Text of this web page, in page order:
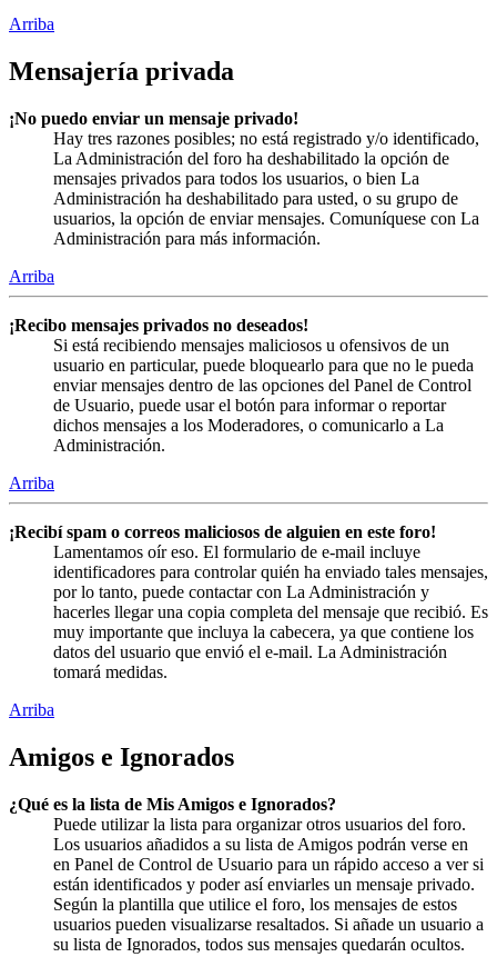
Arriba
Mensajería privada
¡No puedo enviar un mensaje privado!
Hay tres razones posibles; no está registrado y/o identificado,
La Administración del foro ha deshabilitado la opción de
mensajes privados para todos los usuarios, o bien La
Administración ha deshabilitado para usted, o su grupo de
usuarios, la opción de enviar mensajes. Comuníquese con La
Administración para más información.
Arriba
¡Recibo mensajes privados no deseados!
Si está recibiendo mensajes maliciosos u ofensivos de un
usuario en particular, puede bloquearlo para que no le pueda
enviar mensajes dentro de las opciones del Panel de Control
de Usuario, puede usar el botón para informar o reportar
dichos mensajes a los Moderadores, o comunicarlo a La
Administración.
Arriba
¡Recibí spam o correos maliciosos de alguien en este foro!
Lamentamos oír eso. El formulario de e-mail incluye
identificadores para controlar quién ha enviado tales mensajes,
por lo tanto, puede contactar con La Administración y
hacerles llegar una copia completa del mensaje que recibió. Es
muy importante que incluya la cabecera, ya que contiene los
datos del usuario que envió el e-mail. La Administración
tomará medidas.
Arriba
Amigos e Ignorados
¿Qué es la lista de Mis Amigos e Ignorados?
Puede utilizar la lista para organizar otros usuarios del foro.
Los usuarios añadidos a su lista de Amigos podrán verse en
en Panel de Control de Usuario para un rápido acceso a ver si
están identificados y poder así enviarles un mensaje privado.
Según la plantilla que utilice el foro, los mensajes de estos
usuarios pueden visualizarse resaltados. Si añade un usuario a
su lista de Ignorados, todos sus mensajes quedarán ocultos.